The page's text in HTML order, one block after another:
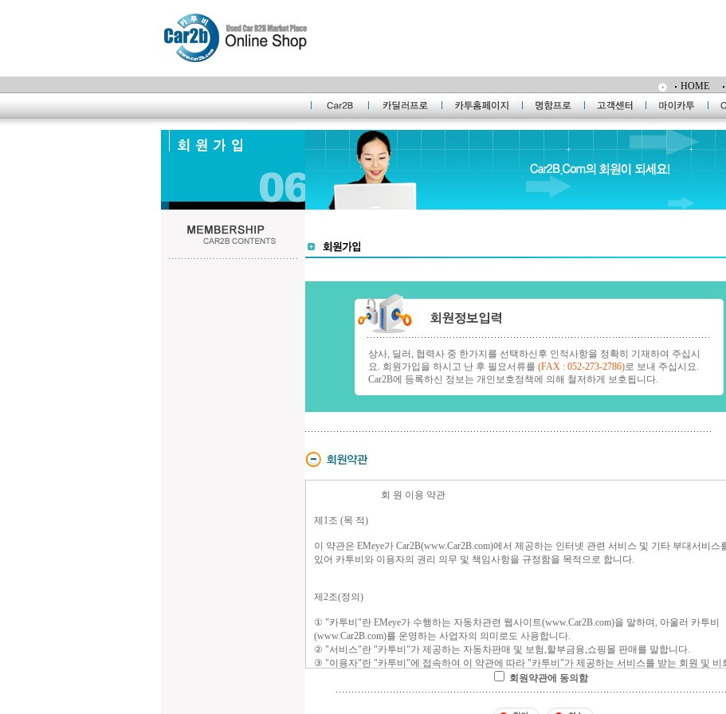
HOME
상사, 딜러, 협력사 중 한가지를 선택하신후 인적사항을 정확히 기재하여 주십시
요. 회원가입을 하시고 난 후 필요서류를 (FAX : 052-273-2786)로 보내 주십시요.
Car2B에 등록하신 정보는 개인보호정책에 의해 철저하게 보호됩니다.
회원약관에 동의함